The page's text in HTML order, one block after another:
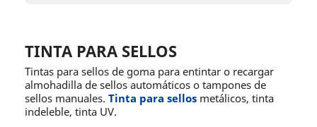
TINTA PARA SELLOS
Tintas para sellos de goma para entintar o recargar
almohadilla de sellos automáticos o tampones de
sellos manuales. Tinta para sellos metálicos, tinta
indeleble, tinta UV.